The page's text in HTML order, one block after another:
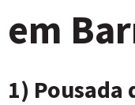
em
1)